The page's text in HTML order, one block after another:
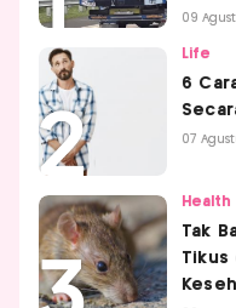
09
Life
6
07
Health
Tak
Tikus